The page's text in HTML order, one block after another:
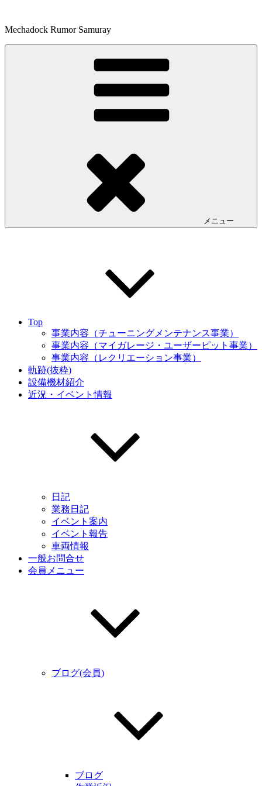
テ
ン
Mechadock Rumor Samuray
メニュー
Top
事業内容（チューニングメンテナンス事業）
事業内容（マイガレージ・ユーザーピット事業）
事業内容（レクリエーション事業）
軌跡(抜粋)
設備機材紹介
近況・イベント情報
日記
業務日記
イベント案内
イベント報告
車両情報
一般お問合せ
会員メニュー
ブログ(会員)
ブログ